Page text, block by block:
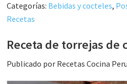
Categorías: Bebidas y cocteles,
Recetas
Receta de torrejas de
Publicado por Recetas Cocina